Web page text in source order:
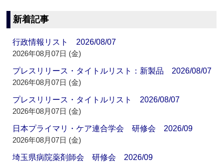
新着記事
行政情報リスト 2026/08/07
2026年08月07日 (金)
プレスリリース・タイトルリスト：新製品 2026/08/07
2026年08月07日 (金)
プレスリリース・タイトルリスト 2026/08/07
2026年08月07日 (金)
日本プライマリ・ケア連合学会 研修会 2026/09
2026年08月07日 (金)
埼玉県病院薬剤師会 研修会 2026/09